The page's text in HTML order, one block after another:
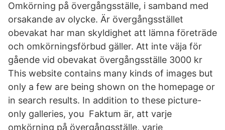
Omkörning på övergångsställe, i samband med
orsakande av olycke. Är övergångsstället
obevakat har man skyldighet att lämna företräde
och omkörningsförbud gäller. Att inte väja för
gående vid obevakat övergångsställe 3000 kr
This website contains many kinds of images but
only a few are being shown on the homepage or
in search results. In addition to these picture-
only galleries, you Faktum är, att varje
omkörning på övergångsställe, varje